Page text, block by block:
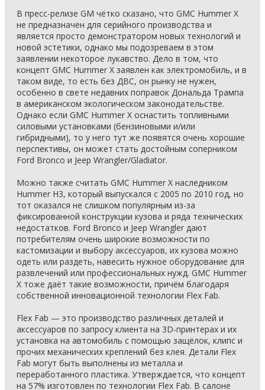
В пресс-релизе GM чётко сказано, что GMC Hummer X
не предназначен для серийного производства и
является просто демонстратором новых технологий и
новой эстетики, однако мы подозреваем в этом
заявлении некоторое лукавство. Дело в том, что
концепт GMC Hummer X заявлен как электромобиль, и в
таком виде, то есть без ДВС, он рынку не нужен,
особенно в свете недавних поправок Дональда Трампа
в американском экологическом законодательстве.
Однако если GMC Hummer X оснастить топливными
силовыми установками (бензиновыми и/или
гибридными), то у него тут же появятся очень хорошие
перспективы, он может стать достойным соперником
Ford Bronco и Jeep Wrangler/Gladiator.
Можно также считать GMC Hummer X наследником
Hummer H3, который выпускался с 2005 по 2010 год, но
тот оказался не слишком популярным из-за
фиксированной конструкции кузова и ряда технических
недостатков. Ford Bronco и Jeep Wrangler дают
потребителям очень широкие возможности по
кастомизации и выбору аксессуаров, их кузова можно
одеть или раздеть, навесить нужное оборудование для
развлечений или профессиональных нужд. GMC Hummer
X тоже даёт такие возможности, причём благодаря
собственной инновационной технологии Flex Fab.
Flex Fab — это производство различных деталей и
аксессуаров по запросу клиента на 3D-принтерах и их
установка на автомобиль с помощью защёлок, клипс и
прочих механических креплений без клея. Детали Flex
Fab могут быть выполнены из металла и
переработанного пластика. Утверждается, что концепт
на 57% изготовлен по технологии Flex Fab. В салоне